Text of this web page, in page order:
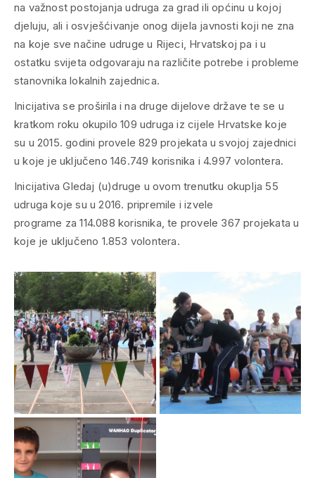
na važnost postojanja udruga za grad ili općinu u kojoj
djeluju, ali i osvješćivanje onog dijela javnosti koji ne zna
na koje sve načine udruge u Rijeci, Hrvatskoj pa i u
ostatku svijeta odgovaraju na različite potrebe i probleme
stanovnika lokalnih zajednica.
Inicijativa se proširila i na druge dijelove države te se u
kratkom roku okupilo 109 udruga iz cijele Hrvatske koje
su u 2015. godini provele 829 projekata u svojoj zajednici
u koje je uključeno 146.749 korisnika i 4.997 volontera.
Inicijativa Gledaj (u)druge u ovom trenutku okuplja 55
udruga koje su u 2016. pripremile i izvele
programe za 114.088 korisnika, te provele 367 projekata u
koje je uključeno 1.853 volontera.